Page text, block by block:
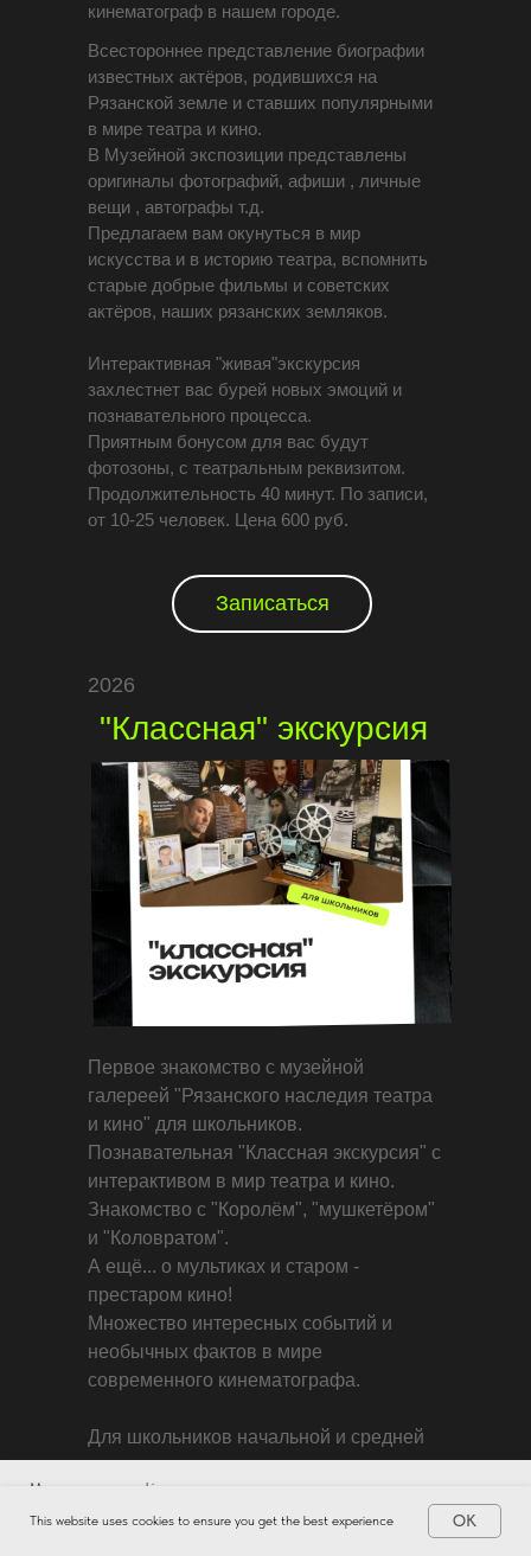
Мы используем cookie.
защиты персональных данных
OK
This website uses cookies to ensure you get the best experience OK
кинематограф в нашем городе.
Всестороннее представление биографии
известных актёров, родившихся на
Рязанской земле и ставших популярными
в мире театра и кино.
В Музейной экспозиции представлены
оригиналы фотографий, афиши , личные
вещи , автографы т.д.
Предлагаем вам окунуться в мир
искусства и в историю театра, вспомнить
старые добрые фильмы и советских
актёров, наших рязанских земляков.
Интерактивная "живая"экскурсия
захлестнет вас бурей новых эмоций и
познавательного процесса.
Приятным бонусом для вас будут
фотозоны, с театральным реквизитом.
Продолжительность 40 минут. По записи,
от 10-25 человек. Цена 600 руб.
"Классная" экскурсия
Записаться
Первое знакомство с музейной
галереей "Рязанского наследия театра
и кино" для школьников.
Познавательная "Классная экскурсия" с
интерактивом в мир театра и кино.
Знакомство с "Королём", "мушкетёром"
и "Коловратом".
А ещё... о мультиках и старом -
престаром кино!
Множество интересных событий и
необычных фактов в мире
современного кинематографа.
Для школьников начальной и средней
школы.
бесплатно. Программа с чаепитием ,
2026